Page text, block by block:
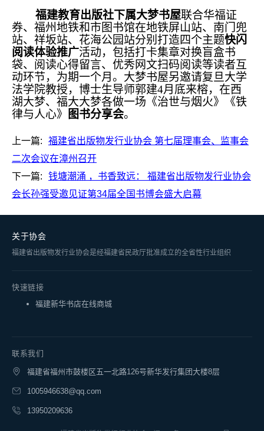
福建教育出版社下属大梦书屋联合华福证
券、福州地铁和市图书馆在地铁屏山站、南门兜
站、祥坂站、花海公园站分别打造四个主题快闪
阅读体验推广活动，包括打卡集章对换盲盒书
袋、阅读心得留言、优秀网文扫码阅读等读者互
动环节，为期一个月。大梦书屋另邀请复旦大学
法学院教授，博士生导师郭建4月底来榕，在西
湖大梦、福大大梦各做一场《治世与烟火》《铁
律与人心》
图书分享会。
上一篇:
福建省出版物发行业协会 第七届理事会、监事会
二次会议在漳州召开
下一篇:
钱塘潮涌 ，书香致远： 福建省出版物发行业协会
会长孙强受邀见证第34届全国书博会盛大启幕
关于协会
福建省出版物发行业协会是经福建省民政厅批准成立的全省性行业组织
快速链接
福建新华书店在线商城
联系我们
福建省福州市鼓楼区五一北路126号新华发行集团大楼8层
1005946638@qq.com
13950209636